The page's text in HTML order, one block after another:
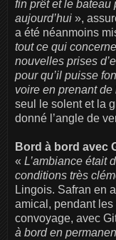
fin prêt et le bateau
aujourd’hui »,
a été néanmoins
tout ce qui
nouvelles prises
pour qu’il puisse
voire en prenant de
seul le solent et la
donné l’angle de
Bord à bord avec
« L’ambiance était
conditions très
Lingois. Safran en
amical, pendant
convoyage, avec
à bord en